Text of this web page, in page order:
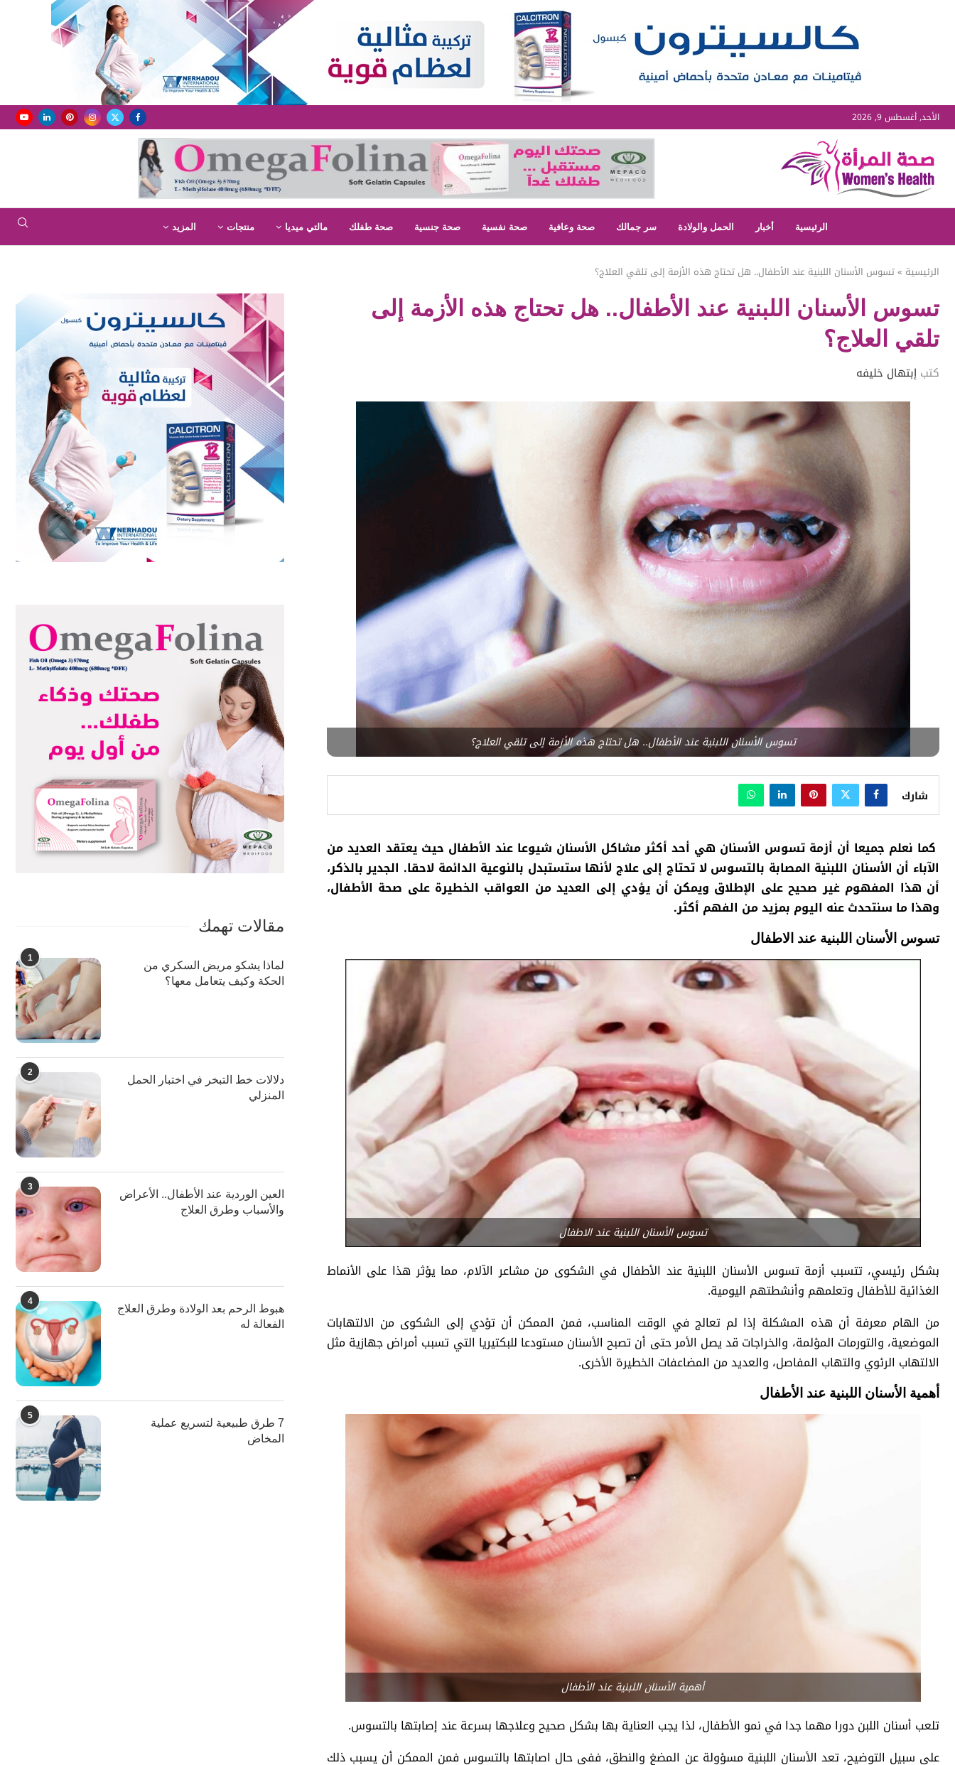
الأحد, أغسطس 9, 2026
الرئيسية أخبار الحمل والولادة سر جمالك صحة وعافية صحة نفسية صحة جنسية صحة طفلك مالتي ميديا منتجات المزيد
الرئيسية »تسوس الأسنان اللبنية عند الأطفال.. هل تحتاج هذه الأزمة إلى تلقي العلاج؟
تسوس الأسنان اللبنية عند الأطفال.. هل تحتاج هذه الأزمة إلى
تلقي العلاج؟
كتب إبتهال خليفه
تسوس الأسنان اللبنية عند الأطفال.. هل تحتاج هذه الأزمة إلى تلقي العلاج؟
شارك
كما نعلم جميعا أن أزمة تسوس الأسنان هي أحد أكثر مشاكل الأسنان شيوعا عند الأطفال حيث يعتقد العديد من
الآباء أن الأسنان اللبنية المصابة بالتسوس لا تحتاج إلى علاج لأنها ستستبدل بالنوعية الدائمة لاحقا. الجدير بالذكر،
أن هذا المفهوم غير صحيح على الإطلاق ويمكن أن يؤدي إلى العديد من العواقب الخطيرة على صحة الأطفال،
وهذا ما سنتحدث عنه اليوم بمزيد من الفهم أكثر.
تسوس الأسنان اللبنية عند الاطفال
تسوس الأسنان اللبنية عند الاطفال
بشكل رئيسي، تتسبب أزمة تسوس الأسنان اللبنية عند الأطفال في الشكوى من مشاعر الآلام، مما يؤثر هذا على الأنماط
الغذائية للأطفال وتعلمهم وأنشطتهم اليومية.
من الهام معرفة أن هذه المشكلة إذا لم تعالج في الوقت المناسب، فمن الممكن أن تؤدي إلى الشكوى من الالتهابات
الموضعية، والتورمات المؤلمة، والخراجات قد يصل الأمر حتى أن تصبح الأسنان مستودعا للبكتيريا التي تسبب أمراض جهازية مثل
الالتهاب الرئوي والتهاب المفاصل، والعديد من المضاعفات الخطيرة الأخرى.
أهمية الأسنان اللبنية عند الأطفال
أهمية الأسنان اللبنية عند الأطفال
تلعب أسنان اللبن دورا مهما جدا في نمو الأطفال، لذا يجب العناية بها بشكل صحيح وعلاجها بسرعة عند إصابتها بالتسوس.
على سبيل التوضيح، تعد الأسنان اللبنية مسؤولة عن المضغ والنطق، ففي حال اصابتها بالتسوس فمن الممكن أن يسبب ذلك
مقالات تهمك
1
لماذا يشكو مريض السكري من
الحكة وكيف يتعامل معها؟
2
دلالات خط التبخر في اختبار الحمل
المنزلي
3
العين الوردية عند الأطفال.. الأعراض
والأسباب وطرق العلاج
4
هبوط الرحم بعد الولادة وطرق العلاج
الفعالة له
5
7 طرق طبيعية لتسريع عملية
المخاض